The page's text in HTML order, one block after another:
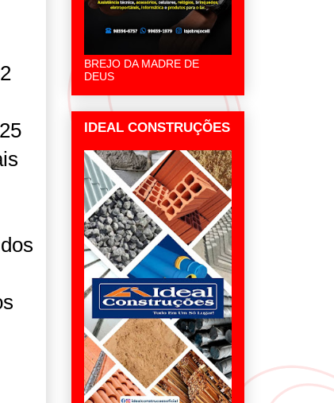
BREJO DA MADRE DE
DEUS
IDEAL CONSTRUÇÕES